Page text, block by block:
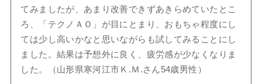
てみましたが、あまり改善できずあきらめていたとこ
ろ、「テクノＡＯ」が目にとまり、おもちゃ程度にし
ては少し高いかなと思いながらも試してみることにし
ました。結果は予想外に良く、疲労感が少なくなりま
した。（山形県寒河江市Ｋ.Ｍ.さん54歳男性）